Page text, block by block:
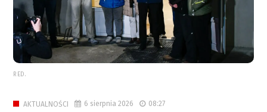
RED.
AKTUALNOŚCI 6 sierpnia 2026 08:27